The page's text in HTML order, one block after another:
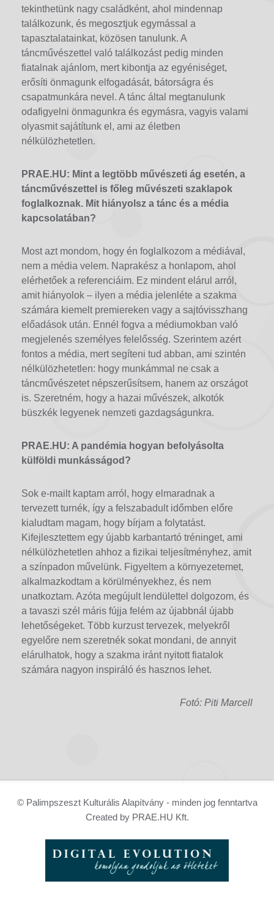
tekinthetünk nagy családként, ahol mindennap
találkozunk, és megosztjuk egymással a
tapasztalatainkat, közösen tanulunk. A
táncművészettel való találkozást pedig minden
fiatalnak ajánlom, mert kibontja az egyéniséget,
erősíti önmagunk elfogadását, bátorságra és
csapatmunkára nevel. A tánc által megtanulunk
odafigyelni önmagunkra és egymásra, vagyis valami
olyasmit sajátítunk el, ami az életben
nélkülözhetetlen.
PRAE.HU: Mint a legtöbb művészeti ág esetén, a
táncművészettel is főleg művészeti szaklapok
foglalkoznak. Mit hiányolsz a tánc és a média
kapcsolatában?
Most azt mondom, hogy én foglalkozom a médiával,
nem a média velem. Naprakész a honlapom, ahol
elérhetőek a referenciáim. Ez mindent elárul arról,
amit hiányolok – ilyen a média jelenléte a szakma
számára kiemelt premiereken vagy a sajtóvisszhang
előadások után. Ennél fogva a médiumokban való
megjelenés személyes felelősség. Szerintem azért
fontos a média, mert segíteni tud abban, ami szintén
nélkülözhetetlen: hogy munkámmal ne csak a
táncművészetet népszerűsítsem, hanem az országot
is. Szeretném, hogy a hazai művészek, alkotók
büszkék legyenek nemzeti gazdagságunkra.
PRAE.HU: A pandémia hogyan befolyásolta
külföldi munkásságod?
Sok e-mailt kaptam arról, hogy elmaradnak a
tervezett turnék, így a felszabadult időmben előre
kialudtam magam, hogy bírjam a folytatást.
Kifejlesztettem egy újabb karbantartó tréninget, ami
nélkülözhetetlen ahhoz a fizikai teljesítményhez, amit
a színpadon művelünk. Figyeltem a környezetemet,
alkalmazkodtam a körülményekhez, és nem
unatkoztam. Azóta megújult lendülettel dolgozom, és
a tavaszi szél máris fújja felém az újabbnál újabb
lehetőségeket. Több kurzust tervezek, melyekről
egyelőre nem szeretnék sokat mondani, de annyit
elárulhatok, hogy a szakma iránt nyitott fiatalok
számára nagyon inspiráló és hasznos lehet.
Fotó: Piti Marcell
© Palimpszeszt Kulturális Alapítvány - minden jog fenntartva
Created by PRAE.HU Kft.